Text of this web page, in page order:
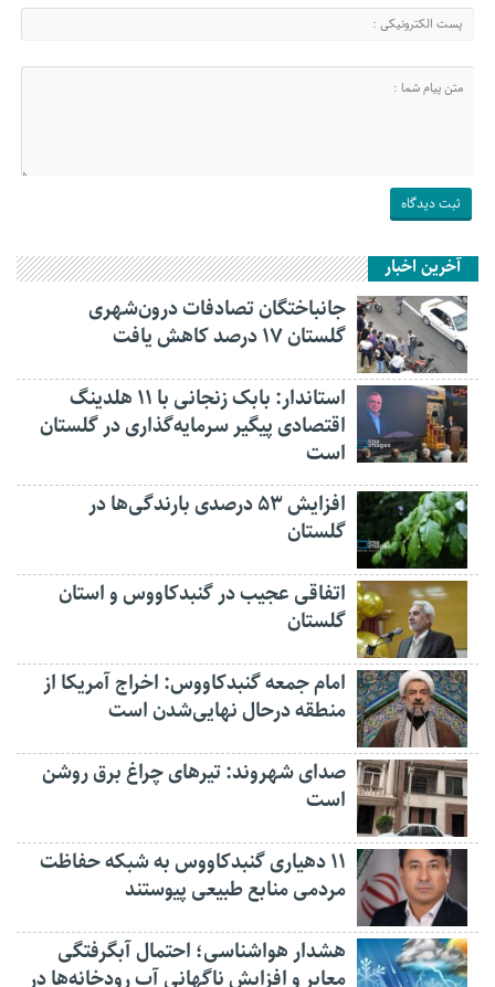
آخرین اخبار
جانباختگان تصادفات درون‌شهری
گلستان ۱۷ درصد کاهش یافت
استاندار: بابک زنجانی با ۱۱ هلدینگ
اقتصادی پیگیر سرمایه‌گذاری در گلستان
است
افزایش ۵۳ درصدی بارندگی‌ها در
گلستان
اتفاقی عجیب در‌ گنبدکاووس و استان
گلستان
امام جمعه گنبدکاووس: اخراج آمریکا از
منطقه درحال نهایی‌شدن است
صدای شهروند: تیرهای چراغ برق روشن
است
۱۱ دهیاری گنبدکاووس به شبکه حفاظت
مردمی منابع طبیعی پیوستند
هشدار هواشناسی؛ احتمال آبگرفتگی
معابر و افزایش ناگهانی آب رودخانه‌ها در